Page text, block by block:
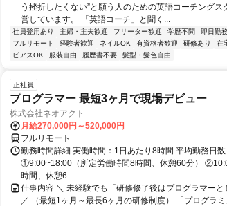
う挫折したくない”と願う人のための英語コーチング
営しています。 「英語コーチ」と聞く...
社員登用あり 主婦・主夫歓迎 フリーター歓迎 学歴不問 即日勤
フルリモート
経験者歓迎 ネイルOK 有資格者歓迎 研修あり 在
ピアスOK
服装自由 履歴書不要 髪型・髪色自由
正社員
プログラマー 最短3ヶ月で現場デビュー
株式会社ネオアクト
月給270,000円～520,000円
フルリモート
勤務時間詳細 実働時間：1日あたり8時間 平均勤務日
①9:00~18:00（所定労働時間8時間、休憩60分）
時間、休憩6...
仕事内容 ＼ 未経験でも「研修修了後はプログラマー
／ （最短1ヶ月～最長6ヶ月の研修制度） 「プログラ